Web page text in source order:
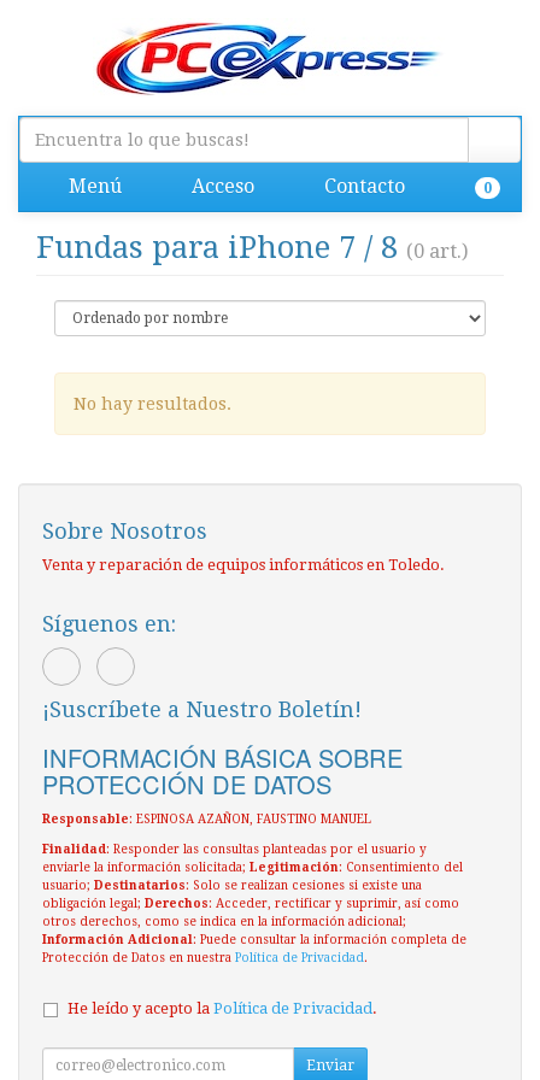
Menú Acceso Contacto 0
Fundas para iPhone 7 / 8 (0 art.)
No hay resultados.
Sobre Nosotros
Venta y reparación de equipos informáticos en Toledo.
Síguenos en:
¡Suscríbete a Nuestro Boletín!
INFORMACIÓN BÁSICA SOBRE
PROTECCIÓN DE DATOS
Responsable: ESPINOSA AZAÑON, FAUSTINO MANUEL
Finalidad: Responder las consultas planteadas por el usuario y
enviarle la información solicitada; Legitimación: Consentimiento del
usuario; Destinatarios: Solo se realizan cesiones si existe una
obligación legal; Derechos: Acceder, rectificar y suprimir, así como
otros derechos, como se indica en la información adicional;
Información Adicional : Puede consultar la información completa de
Protección de Datos en nuestra Política de Privacidad .
He leído y acepto la Política de Privacidad.
Enviar